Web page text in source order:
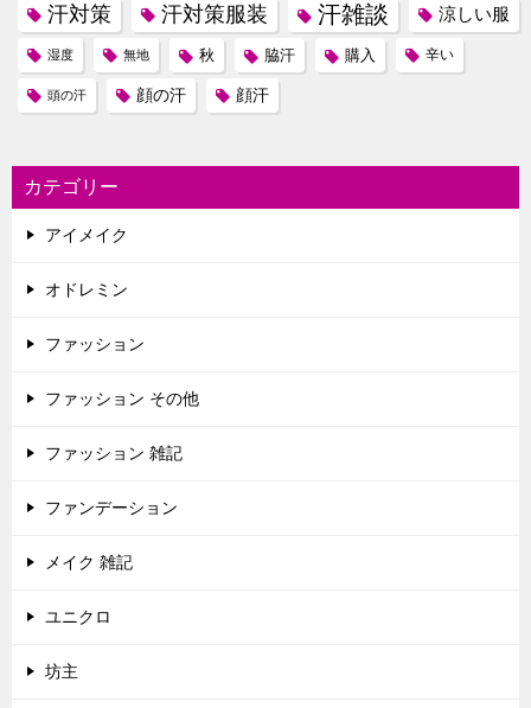
汗対策 汗対策服装 汗雑談 涼しい服
湿度 無地 秋 脇汗 購入 辛い
頭の汗 顔の汗 顔汗
カテゴリー
アイメイク
オドレミン
ファッション
ファッション その他
ファッション 雑記
ファンデーション
メイク 雑記
ユニクロ
坊主